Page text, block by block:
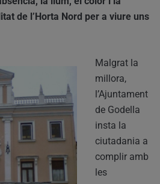
de l’Horta Nord per a viure uns
Malgrat la
millora,
l’Ajuntament
de Godella
insta la
ciutadania a
complir amb
les